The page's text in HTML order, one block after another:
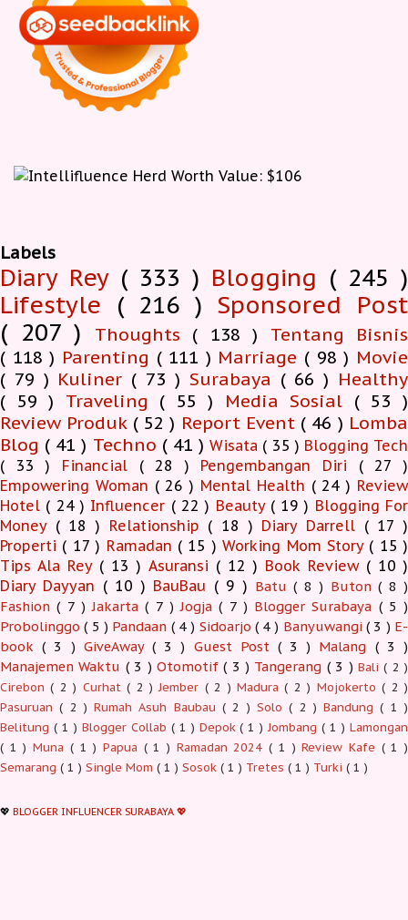
Labels
Diary Rey ( 333 ) Blogging ( 245 )
Lifestyle ( 216 ) Sponsored Post
( 207 )
Thoughts ( 138 )
Tentang Bisnis
( 118 ) Parenting ( 111 ) Marriage ( 98 ) Movie
( 79 ) Kuliner ( 73 ) Surabaya ( 66 ) Healthy
( 59 ) Traveling ( 55 ) Media Sosial ( 53 )
Review Produk ( 52 ) Report Event ( 46 ) Lomba
Blog ( 41 ) Techno ( 41 ) Wisata ( 35 ) Blogging Tech
( 33 )
Financial ( 28 ) Pengembangan Diri ( 27 )
Empowering Woman ( 26 ) Mental Health ( 24 ) Review
Hotel ( 24 ) Influencer ( 22 ) Beauty ( 19 ) Blogging For
Money ( 18 ) Relationship ( 18 ) Diary Darrell ( 17 )
Properti ( 17 ) Ramadan ( 15 ) Working Mom Story ( 15 )
Tips Ala Rey ( 13 ) Asuransi ( 12 ) Book Review ( 10 )
Diary Dayyan ( 10 ) BauBau ( 9 ) Batu( 8 ) Buton( 8 )
Fashion( 7 ) Jakarta( 7 ) Jogja( 7 ) Blogger Surabaya ( 5 )
Probolinggo( 5 ) Pandaan ( 4 ) Sidoarjo ( 4 ) Banyuwangi( 3 ) E-
book( 3 ) GiveAway ( 3 ) Guest Post ( 3 ) Malang ( 3 )
Manajemen Waktu ( 3 ) Otomotif( 3 ) Tangerang ( 3 ) Bali( 2 )
Cirebon( 2 ) Curhat( 2 ) Jember ( 2 ) Madura( 2 ) Mojokerto( 2 )
Pasuruan( 2 ) Rumah Asuh Baubau( 2 ) Solo( 2 ) Bandung( 1 )
Belitung ( 1 ) Blogger Collab ( 1 ) Depok( 1 ) Jombang( 1 ) Lamongan
( 1 ) Muna ( 1 ) Papua ( 1 ) Ramadan 2024( 1 ) Review Kafe ( 1 )
Semarang ( 1 ) Single Mom ( 1 ) Sosok ( 1 ) Tretes ( 1 ) Turki ( 1 )
💖 BLOGGER INFLUENCER SURABAYA 💖